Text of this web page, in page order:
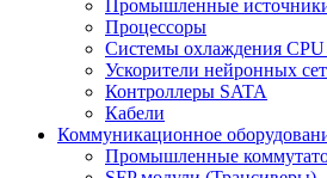
Промышленные
Процессоры
Системы охлаждения CPU
Ускорители нейронных
Контроллеры SATA
Кабели
Коммуникационное
Промышленные